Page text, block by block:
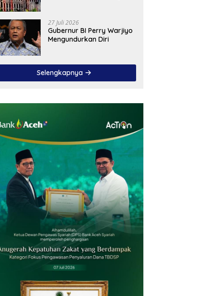
27 Juli 2026
Gubernur BI Perry Warjiyo
Mengundurkan Diri
Selengkapnya